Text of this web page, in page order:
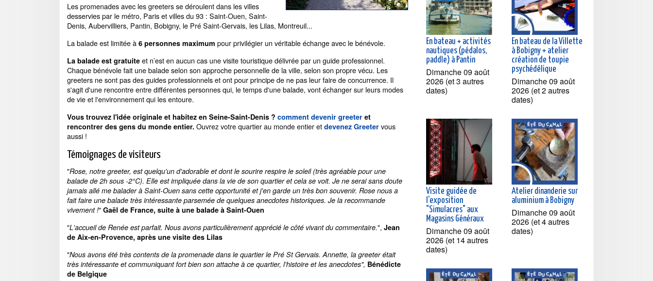
Les promenades avec les greeters se déroulent dans les villes
desservies par le métro, Paris et villes du 93 : Saint-Ouen, Saint-
Denis, Aubervilliers, Pantin, Bobigny, le Pré Saint-Gervais, les Lilas, Montreuil...
La balade est limitée à 6 personnes maximum pour privilégier un véritable échange avec le bénévole.
La balade est gratuite et n’est en aucun cas une visite touristique délivrée par un guide professionnel.
Chaque bénévole fait une balade selon son approche personnelle de la ville, selon son propre vécu. Les
greeters ne sont pas des guides professionnels et ont pour principe de ne pas leur faire de concurrence. Il
s'agit d'une rencontre entre différentes personnes qui, le temps d'une balade, vont échanger sur leurs modes
de vie et l'environnement qui les entoure.
Vous trouvez l'idée originale et habitez en Seine-Saint-Denis ? comment devenir greeter et
rencontrer des gens du monde entier. Ouvrez votre quartier au monde entier et devenez Greeter vous
aussi !
Témoignages de visiteurs
"Rose, notre greeter, est quelqu'un d'adorable et dont le sourire respire le soleil (très agréable pour une
balade de 2h sous -2°C). Elle est impliquée dans la vie de son quartier et cela se voit. Je ne serai sans doute
jamais allé me balader à Saint-Ouen sans cette opportunité et j'en garde un très bon souvenir. Rose nous a
fait faire une balade très intéressante parsemée de quelques anecdotes historiques. Je la recommande
vivement !" Gaël de France, suite à une balade à Saint-Ouen
"L'accueil de Renée est parfait. Nous avons particulièrement apprécié le côté vivant du commentaire.", Jean
de Aix-en-Provence, après une visite des Lilas
"Nous avons été très contents de la promenade dans le quartier le Pré St Gervais. Annette, la greeter était
très intéressante et communiquant fort bien son attache à ce quartier, l'histoire et les anecdotes", Bénédicte
de Belgique
En bateau + activités
nautiques (pédalos,
paddle) à Pantin
Dimanche 09 août
2026 (et 3 autres
dates)
En bateau de la Villette
à Bobigny + atelier
création de toupie
psychédélique
Dimanche 09 août
2026 (et 2 autres
dates)
Visite guidée de
l'exposition
"Simulacres" aux
Magasins Généraux
Dimanche 09 août
2026 (et 14 autres
dates)
Atelier dinanderie sur
aluminium à Bobigny
Dimanche 09 août
2026 (et 4 autres
dates)